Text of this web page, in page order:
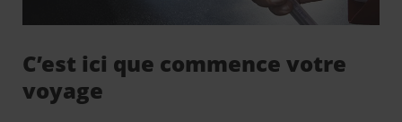
C’est ici que commence votre
voyage